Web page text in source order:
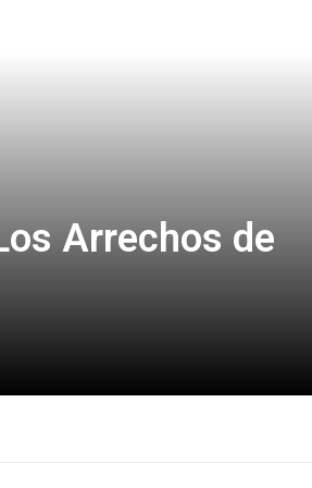
Arrechos de